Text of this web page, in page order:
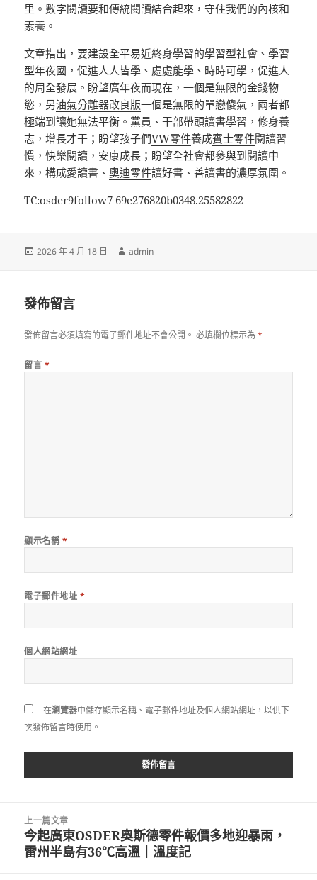
里。數字閱讀要和傳統閱讀結合起來，守住我們的內核和
素養。
文章指出，要建設全平易近終身學習的學習型社會、學習
型年夜國，促進人人皆學、處處能學、時時可學，促進人
的周全發展。盼望廣年夜而現在，一個是無限的金錢物
慾，另油氣分離器改良版一個是無限的單戀傻氣，兩者都
極端到讓她無法平衡。黨員、干部帶頭讀書學習，修身養
志，增長才干；盼望孩子們VW零件養成賓士零件閱讀習
慣，快樂閱讀，安康成長；盼望全社會都參與到閱讀中
來，構成愛讀書、奧迪零件讀好書、善讀書的濃厚氛圍。
TC:osder9follow7 69e276820b0348.25582822
發
2026 年 4 月 18 日
作
admin
發佈留言
發佈留言必須填寫的電子郵件地址不會公開。 必填欄位標示為*
留言 *
顯示名稱 *
電子郵件地址 *
個人網站網址
在瀏覽器中儲存顯示名稱、電子郵件地址及個人網站網址，以供下
次發佈留言時使用。
上一篇文章
上
一
今起廣東OSDER奧斯德零件報價多地迎暴雨，
雷州半島有36℃高溫｜溫度記